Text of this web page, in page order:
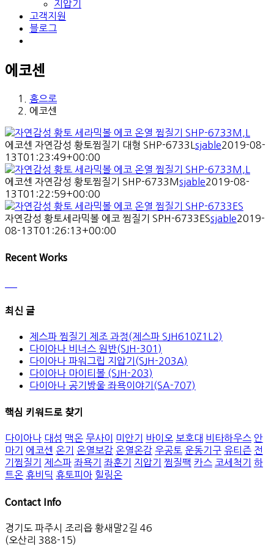
지압기
고객지원
블로그
에코센
홈으로
에코센
에코센 자연감성 황토찜질기 대형 SHP-6733L sjable2019-08-
13T01:23:49+00:00
에코센 자연감성 황토찜질기 SHP-6733Msjable2019-08-
13T01:22:59+00:00
자연감성 황토세라믹볼 에코 찜질기 SPH-6733ESsjable2019-
08-13T01:26:13+00:00
Recent Works
최신 글
제스파 찜질기 제조 과정(제스파 SJH610Z1L2)
다이아나 비너스 원반(SJH-301)
다이아나 파워그립 지압기(SJH-203A)
다이아나 마이티볼 (SJH-203)
다이아나 공기방울 좌욕이야기(SA-707)
핵심 키워드로 찾기
다이아나 대성 맥온 무사이 미안기 바이오 보호대 비타하우스 안
마기
에코센 온기 온열보감 온열온감 우공토 운동기구 유티즌 전
기찜질기
제스파 좌욕기 좌훈기 지압기 찜질팩 카스 코세척기
하
트온 휴비딕 휴토피아 힐링온
Contact Info
경기도 파주시 조리읍 황새말2길 46
(오산리 388-15)